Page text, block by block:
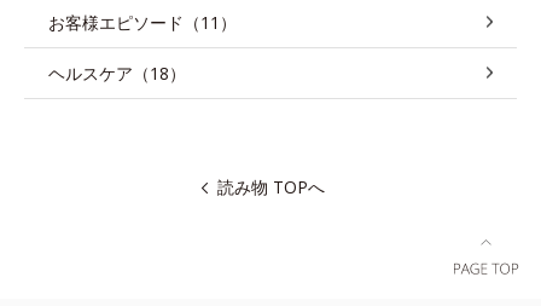
お客様エピソード（11）
ヘルスケア（18）
読み物 TOPへ